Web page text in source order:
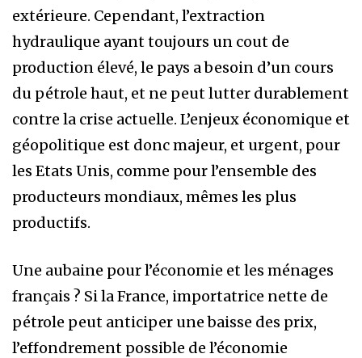
extérieure. Cependant, l’extraction
hydraulique ayant toujours un cout de
production élevé, le pays a besoin d’un cours
du pétrole haut, et ne peut lutter durablement
contre la crise actuelle. L’enjeux économique et
géopolitique est donc majeur, et urgent, pour
les Etats Unis, comme pour l’ensemble des
producteurs mondiaux, mêmes les plus
productifs.
Une aubaine pour l’économie et les ménages
français ? Si la France, importatrice nette de
pétrole peut anticiper une baisse des prix,
l’effondrement possible de l’économie